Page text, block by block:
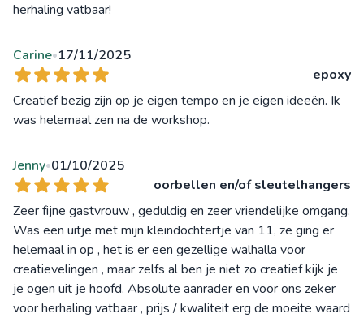
herhaling vatbaar!
Carine•17/11/2025
epoxy
Creatief bezig zijn op je eigen tempo en je eigen ideeën. Ik
was helemaal zen na de workshop.
Jenny•01/10/2025
oorbellen en/of sleutelhangers
Zeer fijne gastvrouw , geduldig en zeer vriendelijke omgang.
Was een uitje met mijn kleindochtertje van 11, ze ging er
helemaal in op , het is er een gezellige walhalla voor
creatievelingen , maar zelfs al ben je niet zo creatief kijk je
je ogen uit je hoofd. Absolute aanrader en voor ons zeker
voor herhaling vatbaar , prijs / kwaliteit erg de moeite waard